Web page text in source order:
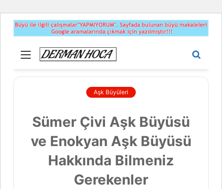
Menü
Aşk Büyüleri
Sümer Çivi Aşk Büyüsü
ve Enokyan Aşk Büyüsü
Hakkında Bilmeniz
Gerekenler